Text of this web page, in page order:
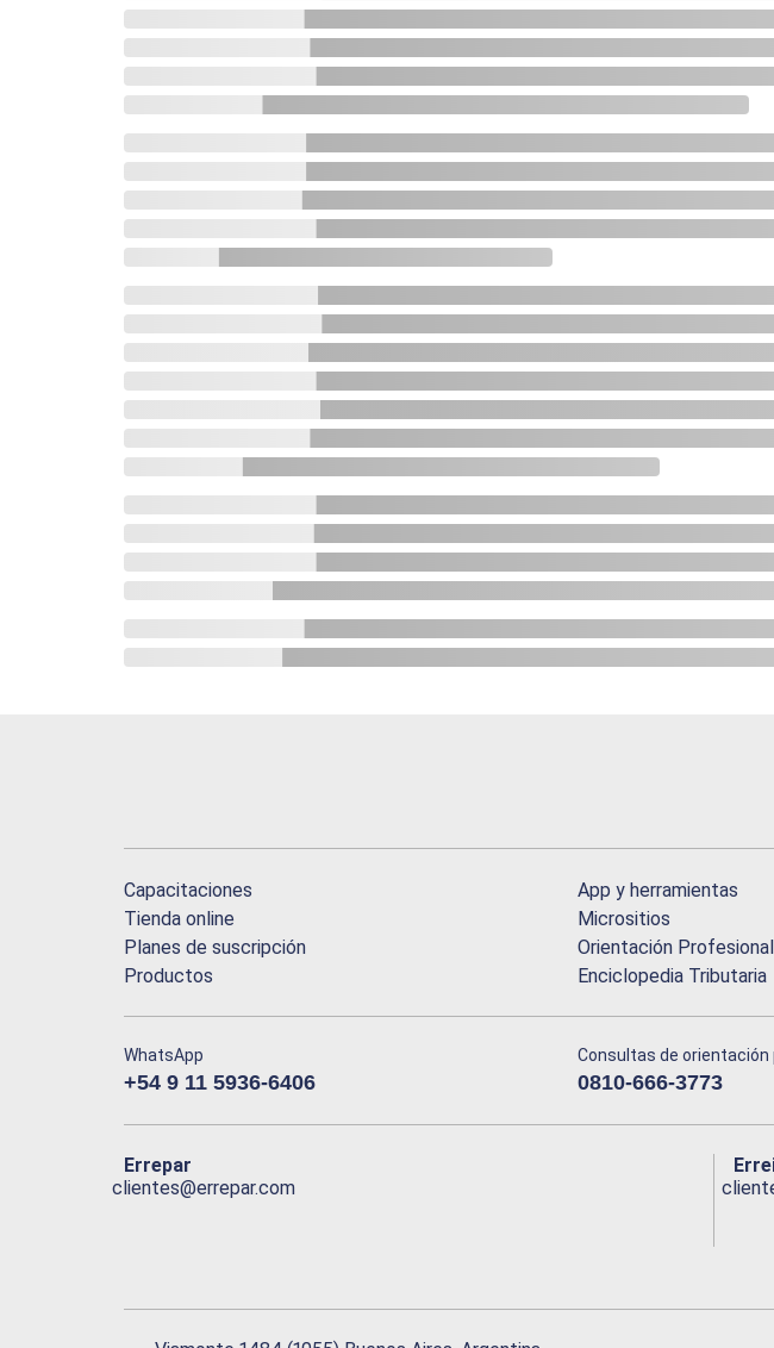
Capacitaciones
Tienda online
Planes de suscripción
Productos
App y herramientas
Micrositios
Orientación Profesional
Enciclopedia Tributaria
WhatsApp
+54 9 11 5936-6406
Consultas de orientación
0810-666-3773
Errepar
clientes@errepar.com